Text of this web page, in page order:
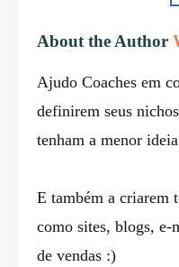
About the Author
Ajudo Coaches em
definirem seus
tenham a menor
E também a criarem
como sites, blogs, e-
de vendas :)